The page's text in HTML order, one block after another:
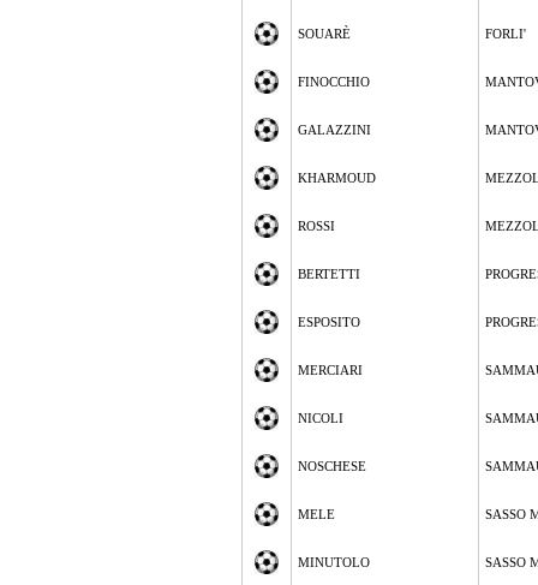
SOUARÈ FORLI'
FINOCCHIO
GALAZZINI
KHARMOUD
ROSSI
BERTETTI
ESPOSITO
MERCIARI
NICOLI
NOSCHESE
MELE SASSO
MINUTOLO SASSO